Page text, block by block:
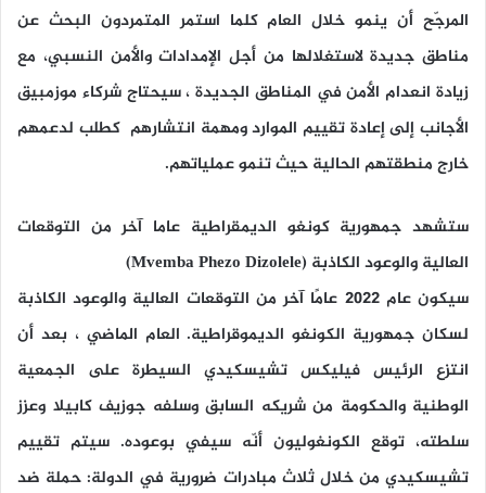
المرجّح أن ينمو خلال العام كلما استمر المتمردون البحث عن
مناطق جديدة لاستغلالها من أجل الإمدادات والأمن النسبي، مع
زيادة انعدام الأمن في المناطق الجديدة ، سيحتاج شركاء موزمبيق
الأجانب إلى إعادة تقييم الموارد ومهمة انتشارهم كطلب لدعمهم
خارج منطقتهم الحالية حيث تنمو عملياتهم.
ستشهد جمهورية كونغو الديمقراطية عاما آخر من التوقعات
العالية والوعود الكاذبة (Mvemba Phezo Dizolele)
سيكون عام 2022 عامًا آخر من التوقعات العالية والوعود الكاذبة
لسكان جمهورية الكونغو الديموقراطية. العام الماضي ، بعد أن
انتزع الرئيس فيليكس تشيسكيدي السيطرة على الجمعية
الوطنية والحكومة من شريكه السابق وسلفه جوزيف كابيلا وعزز
سلطته، توقع الكونغوليون أنّه سيفي بوعوده. سيتم تقييم
تشيسكيدي من خلال ثلاث مبادرات ضرورية في الدولة: حملة ضد